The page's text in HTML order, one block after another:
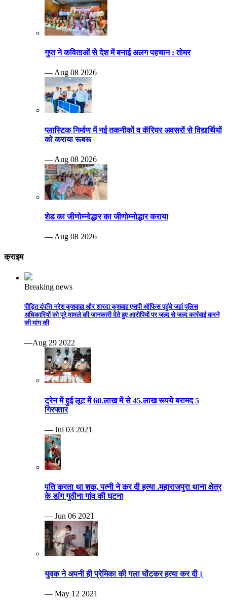
गुप्त ने कविताओं से देश में बनाई अलग पहचान : तोमर
— Aug 08 2026
प्लास्टिक निर्माण में नई तकनीकों व कॅरियर अवसरों से विद्यार्थियों
को कराया रूबरू
— Aug 08 2026
शेड का जीणोम्नोद्धार का जीणोम्नोद्धार कराया
— Aug 08 2026
क्राइम
Breaking news
पीड़ित दंपत्ति नरेश कुशवाहा और शारदा कुशवाह एसपी ऑफिस पहुंचे जहां पुलिस
अधिकारियों को पूरे मामले की जानकारी देते हुए आरोपियों पर जल्द से जल्द कार्रवाई करने
की मांग की
—Aug 29 2022
ट्रेन में हुई लूट में 60.लाख में से 45.लाख रूपये बरामद 5
गिरफ्तार
— Jul 03 2021
पति करता था शक, पत्नी ने कर दी हत्या .महाराजपुरा थाना क्षेत्र
के डांग गुठीना गांव की घटना
— Jun 06 2021
युवक ने अपनी ही प्रेमिका की गला घोंटकर हत्या कर दी।
— May 12 2021